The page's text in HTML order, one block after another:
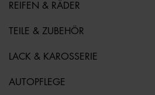
REIFEN & RÄDER
TEILE & ZUBEHÖR
LACK & KAROSSERIE
AUTOPFLEGE